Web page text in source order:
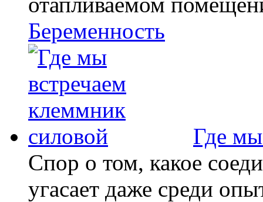
Беременность
Где
Спор о том, какое
угасает даже среди